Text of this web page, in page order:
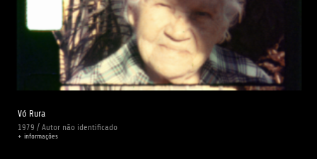
Vó Rura
1979 / Autor não identificado
+ informações